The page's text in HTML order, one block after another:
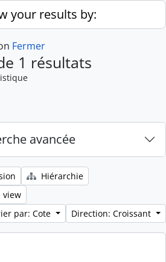
your results by:
Fermer
1 résultats
avancée
Hiérarchie
view
par: Cote
Direction: Croissant